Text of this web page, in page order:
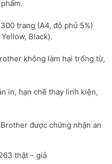
trang (A4, độ phủ 5%)
Black).
không làm hại trống từ,
in, hạn chế thay linh kiện,
được chứng nhận an
thật – giả